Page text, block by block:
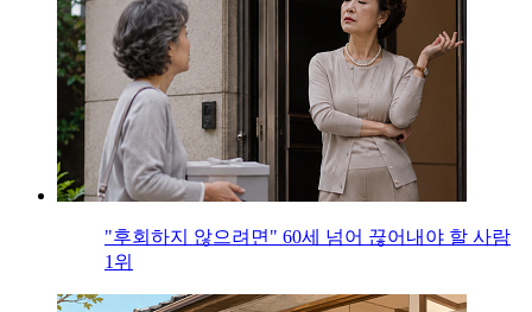
"후회하지 않으려면" 60세 넘어 끊어내야 할 사람
1위